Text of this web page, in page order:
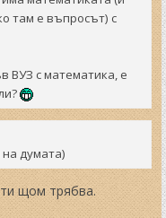
там е въпросът) с
ВУЗ с математика, е
думата)
щом трябва.